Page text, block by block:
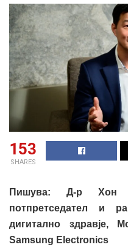
153
SHARES
Пишува: Д-р
потпретседател и
дигитално здравје,
Samsung Electronics